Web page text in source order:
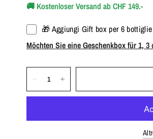
🚚 Kostenloser Versand ab CHF 149.-
🎁 Aggiungi Gift box per 6
Möchten Sie eine Geschenkbox für 1, 3